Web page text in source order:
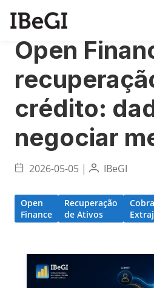
Open
crédito:
negociar
2026-05-05 | IBeGI
Open
Finance
Recuperação
de Ativos